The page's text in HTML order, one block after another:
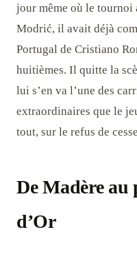
jour même où le tournoi
Modrić, il avait déjà
Portugal de Cristiano
huitièmes. Il quitte la
lui s’en va l’une des
extraordinaires que le
tout, sur le refus de
De Madère
d’Or